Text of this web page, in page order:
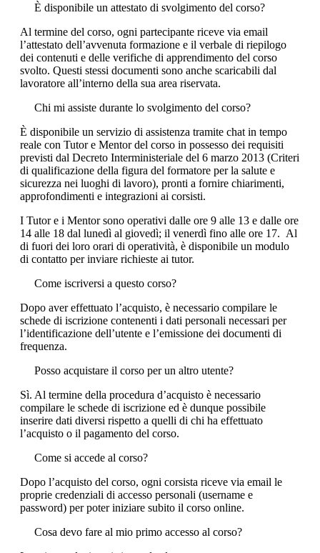
È disponibile un attestato di svolgimento del corso?
Al termine del corso, ogni partecipante riceve via email
l’attestato dell’avvenuta formazione e il verbale di riepilogo
dei contenuti e delle verifiche di apprendimento del corso
svolto. Questi stessi documenti sono anche scaricabili dal
lavoratore all’interno della sua area riservata.
Chi mi assiste durante lo svolgimento del corso?
È disponibile un servizio di assistenza tramite chat in tempo
reale con Tutor e Mentor del corso in possesso dei requisiti
previsti dal Decreto Interministeriale del 6 marzo 2013 (Criteri
di qualificazione della figura del formatore per la salute e
sicurezza nei luoghi di lavoro), pronti a fornire chiarimenti,
approfondimenti e integrazioni ai corsisti.
I Tutor e i Mentor sono operativi dalle ore 9 alle 13 e dalle ore
14 alle 18 dal lunedì al giovedì; il venerdì fino alle ore 17. Al
di fuori dei loro orari di operatività, è disponibile un modulo
di contatto per inviare richieste ai tutor.
Come iscriversi a questo corso?
Dopo aver effettuato l’acquisto, è necessario compilare le
schede di iscrizione contenenti i dati personali necessari per
l’identificazione dell’utente e l’emissione dei documenti di
frequenza.
Posso acquistare il corso per un altro utente?
Sì. Al termine della procedura d’acquisto è necessario
compilare le schede di iscrizione ed è dunque possibile
inserire dati diversi rispetto a quelli di chi ha effettuato
l’acquisto o il pagamento del corso.
Come si accede al corso?
Dopo l’acquisto del corso, ogni corsista riceve via email le
proprie credenziali di accesso personali (username e
password) per poter iniziare subito il corso online.
Cosa devo fare al mio primo accesso al corso?